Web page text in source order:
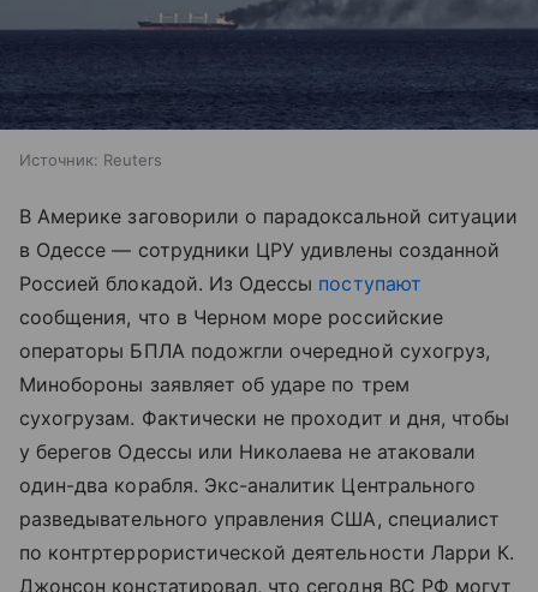
Источник: Reuters
В Америке заговорили о парадоксальной ситуации
в Одессе — сотрудники ЦРУ удивлены созданной
Россией блокадой. Из Одессы поступают
сообщения, что в Черном море российские
операторы БПЛА подожгли очередной сухогруз,
Минобороны заявляет об ударе по трем
сухогрузам. Фактически не проходит и дня, чтобы
у берегов Одессы или Николаева не атаковали
один-два корабля. Экс-аналитик Центрального
разведывательного управления США, специалист
по контртеррористической деятельности Ларри К.
Джонсон констатировал, что сегодня ВС РФ могут